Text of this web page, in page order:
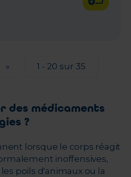
» 1 - 20 sur 35
des médicaments
?
lorsque le corps réagit
inoffensives,
poils d'animaux ou la